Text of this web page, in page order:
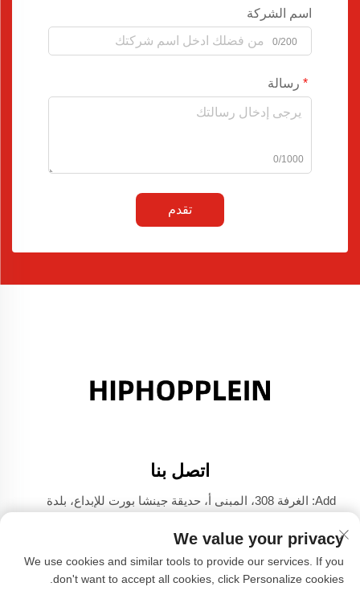
اسم الشركة
0/200
رسالة
0/1000
تقدم
اتصل بنا
Add: الغرفة 308، المبنى أ، حديقة جينشا بورت للإبداع، بلدة
الهاتف:+86-17304049586
البريد الإلكتروني:[email protected]
We value your privacy
We use cookies and similar tools to provide our services. If you
don't want to accept all cookies, click Personalize cookies.